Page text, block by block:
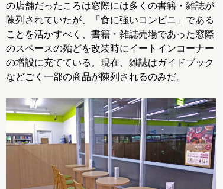
の店舗だったころは窓際には多くの書籍・雑誌が
陳列されていたが、「食に強いコンビニ」である
ことを活かすべく、書籍・雑誌売場であった窓際
のスペースの殆どを改装時にイートインコーナー
の増設に充てている。現在、雑誌はガイドブック
などごく一部の商品が陳列されるのみだ。